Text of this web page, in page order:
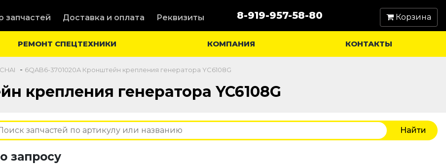
запчастей Доставка и оплата Реквизиты 8-919-957-58-80 Корзина
РЕМОНТ СПЕЦТЕХНИКИ КОМПАНИЯ КОНТАКТЫ
- 6QAB6-3701020A Кронштейн крепления генератора YC6108G
крепления генератора YC6108G
запросу